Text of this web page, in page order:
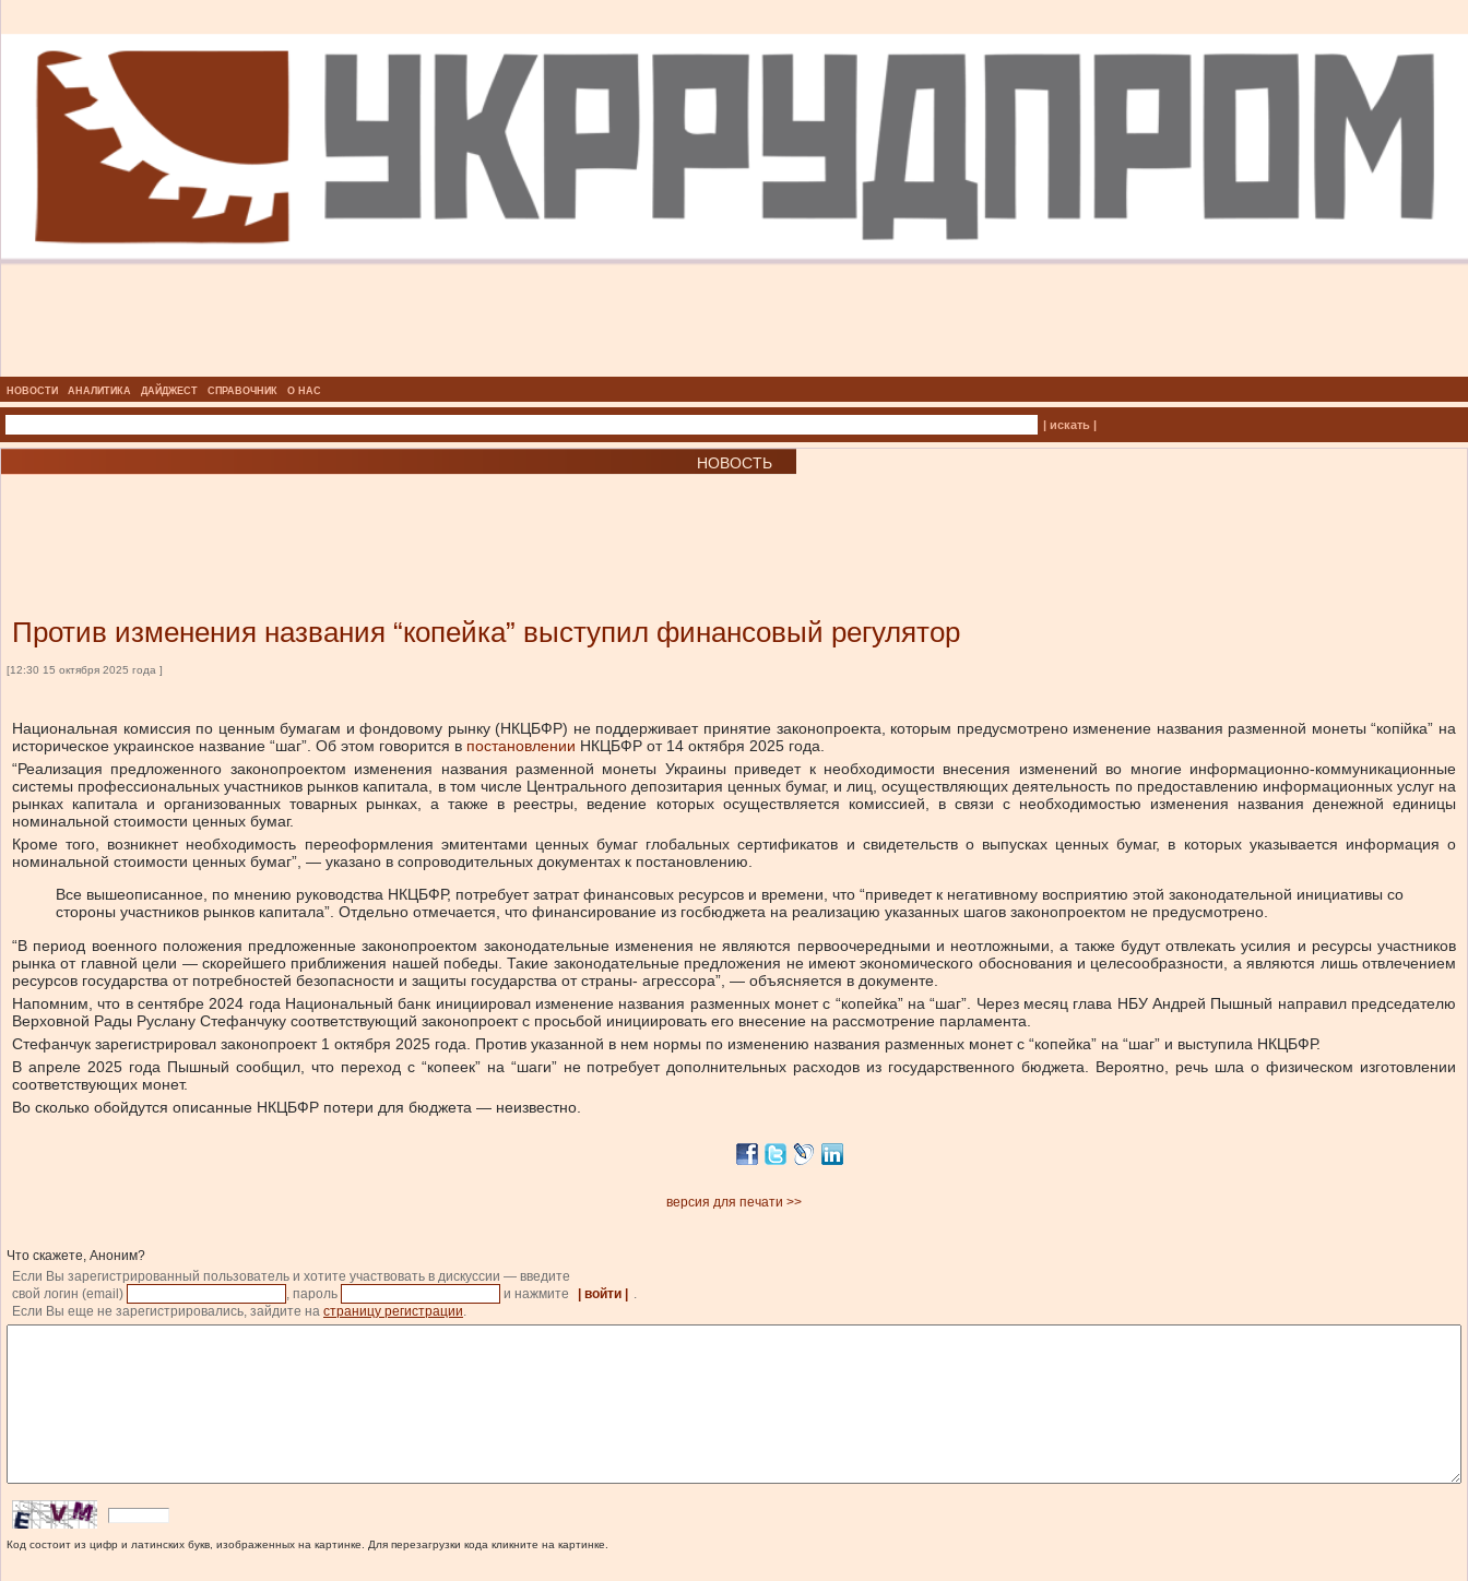
НОВОСТИ АНАЛИТИКА ДАЙДЖЕСТ СПРАВОЧНИК О НАС
| искать |
НОВОСТЬ
Против изменения названия “копейка” выступил финансовый регулятор
[12:30 15 октября 2025 года ]
Национальная комиссия по ценным бумагам и фондовому рынку (НКЦБФР) не поддерживает принятие законопроекта , которым предусмотрено изменение названия разменной монеты “копійка” на
историческое украинское название “шаг”. Об этом говорится в постановлении НКЦБФР от 14 октября 2025 года.
“Реализация предложенного законопроектом изменения названия разменной монеты Украины приведет к необходимости внесения изменений во многие информационно-коммуникационные
системы профессиональных участников рынков капитала, в том числе Центрального депозитария ценных бумаг, и лиц, осуществляющих деятельность по предоставлению информационных услуг на
рынках капитала и организованных товарных рынках, а также в реестры, ведение которых осуществляется комиссией, в связи с необходимостью изменения названия денежной единицы
номинальной стоимости ценных бумаг.
Кроме того, возникнет необходимость переоформления эмитентами ценных бумаг глобальных сертификатов и свидетельств о выпусках ценных бумаг, в которых указывается информация о
номинальной стоимости ценных бумаг”, — указано в сопроводительных документах к постановлению.
Все вышеописанное, по мнению руководства НКЦБФР, потребует затрат финансовых ресурсов и времени, что “приведет к негативному восприятию этой законодательной инициативы со
стороны участников рынков капитала”. Отдельно отмечается, что финансирование из госбюджета на реализацию указанных шагов законопроектом не предусмотрено.
“В период военного положения предложенные законопроектом законодательные изменения не являются первоочередными и неотложными, а также будут отвлекать усилия и ресурсы участников
рынка от главной цели — скорейшего приближения нашей победы. Такие законодательные предложения не имеют экономического обоснования и целесообразности, а являются лишь отвлечением
ресурсов государства от потребностей безопасности и защиты государства от страны- агрессора”, — объясняется в документе.
Напомним, что в сентябре 2024 года Национальный банк инициировал изменение названия разменных монет с “копейка” на “шаг”. Через месяц глава НБУ Андрей Пышный направил председателю
Верховной Рады Руслану Стефанчуку соответствующий законопроект с просьбой инициировать его внесение на рассмотрение парламента.
Стефанчук зарегистрировал законопроект 1 октября 2025 года. Против указанной в нем нормы по изменению названия разменных монет с “копейка” на “шаг” и выступила НКЦБФР.
В апреле 2025 года Пышный сообщил, что переход с “копеек” на “шаги” не потребует дополнительных расходов из государственного бюджета. Вероятно, речь шла о физическом изготовлении
соответствующих монет.
Во сколько обойдутся описанные НКЦБФР потери для бюджета — неизвестно.
версия для печати >>
Что скажете, Аноним?
Если Вы зарегистрированный пользователь и хотите участвовать в дискуссии — введите
свой логин (email)
, пароль и нажмите | войти |
Если Вы еще не зарегистрировались, зайдите на страницу регистрации
Код состоит из цифр и латинских букв, изображенных на картинке. Для перезагрузки кода кликните на картинке.